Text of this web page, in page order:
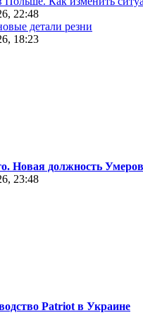
22:48
детали резни
18:23
Новая должность
23:48
Patriot в Украине